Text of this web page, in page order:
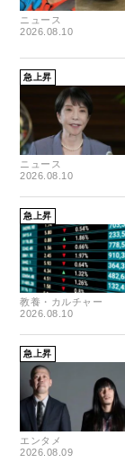
ニュース
2026.08.10
急上昇
ニュース
2026.08.10
急上昇
教養・カルチャー
2026.08.10
急上昇
エンタメ
2026.08.09